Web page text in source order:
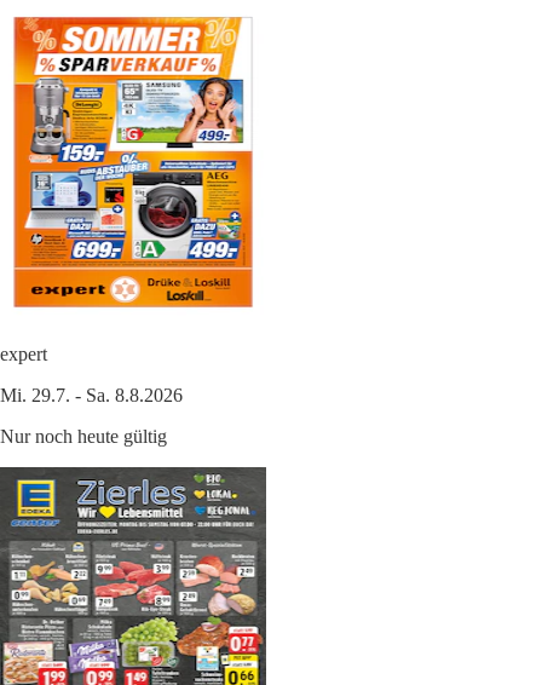
expert
Mi. 29.7. - Sa. 8.8.2026
Nur noch heute gültig